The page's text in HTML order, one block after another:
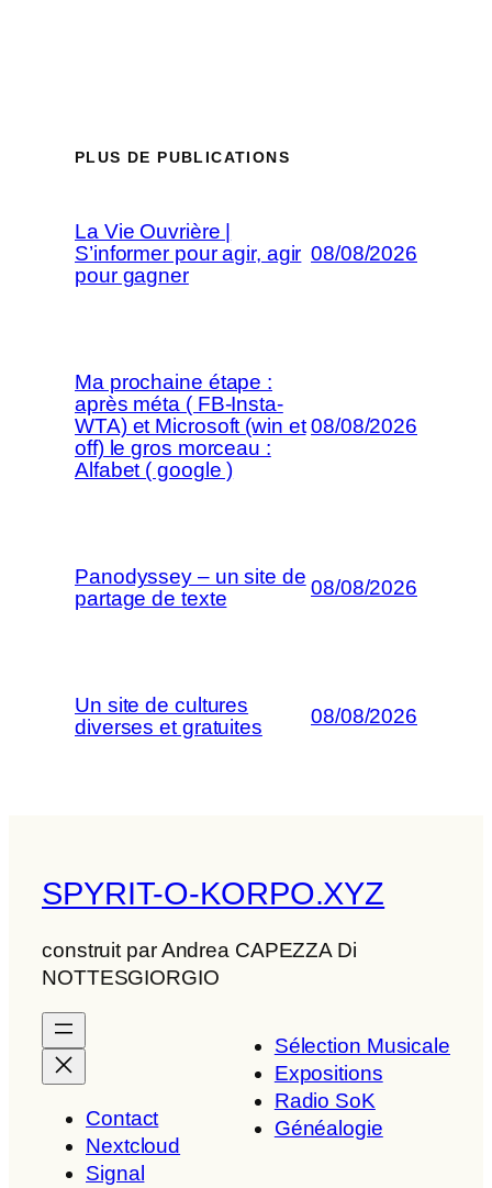
PLUS DE PUBLICATIONS
La Vie Ouvrière |
S’informer pour agir, agir
pour gagner
08/08/2026
Ma prochaine étape :
après méta ( FB-Insta-
WTA) et Microsoft (win et
off) le gros morceau :
Alfabet ( google )
08/08/2026
Panodyssey – un site de
partage de texte
08/08/2026
Un site de cultures
diverses et gratuites
08/08/2026
SPYRIT-O-KORPO.XYZ
construit par Andrea CAPEZZA Di
NOTTESGIORGIO
Contact
Nextcloud
Signal
Sélection Musicale
Expositions
Radio SoK
Généalogie